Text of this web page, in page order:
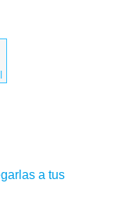
a tus